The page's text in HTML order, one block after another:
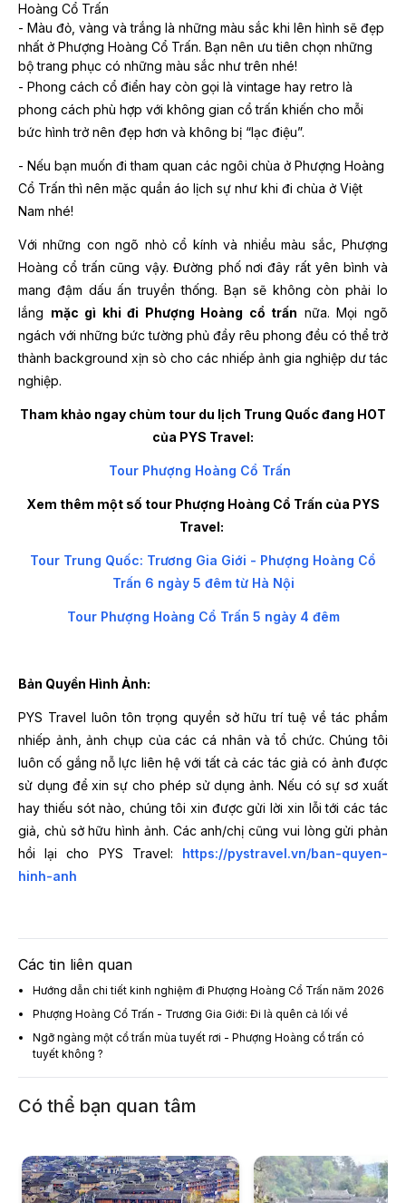
Hoàng Cổ Trấn
- Màu đỏ, vàng và trắng là những màu sắc khi lên hình sẽ đẹp
nhất ở Phượng Hoàng Cổ Trấn. Bạn nên ưu tiên chọn những
bộ trang phục có những màu sắc như trên nhé!
- Phong cách cổ điển hay còn gọi là vintage hay retro là
phong cách phù hợp với không gian cổ trấn khiến cho mỗi
bức hình trở nên đẹp hơn và không bị “lạc điệu”.
- Nếu bạn muốn đi tham quan các ngôi chùa ở Phượng Hoàng
Cổ Trấn thì nên mặc quần áo lịch sự như khi đi chùa ở Việt
Nam nhé!
Với những con ngõ nhỏ cổ kính và nhiều màu sắc, Phượng
Hoàng cổ trấn cũng vậy. Đường phố nơi đây rất yên bình và
mang đậm dấu ấn truyền thống. Bạn sẽ không còn phải lo
lắng mặc gì khi đi Phượng Hoàng cổ trấn nữa. Mọi ngõ
ngách với những bức tường phủ đầy rêu phong đều có thể trở
thành background xịn sò cho các nhiếp ảnh gia nghiệp dư tác
nghiệp.
Tham khảo ngay chùm tour du lịch Trung Quốc đang HOT
của PYS Travel:
Tour Phượng Hoàng Cổ Trấn
Xem thêm một số tour Phượng Hoàng Cổ Trấn của PYS
Travel:
Tour Trung Quốc: Trương Gia Giới - Phượng Hoàng Cổ
Trấn 6 ngày 5 đêm từ Hà Nội
Tour Phượng Hoàng Cổ Trấn 5 ngày 4 đêm
Bản Quyền Hình Ảnh:
PYS Travel luôn tôn trọng quyền sở hữu trí tuệ về tác phẩm
nhiếp ảnh, ảnh chụp của các cá nhân và tổ chức. Chúng tôi
luôn cố gắng nỗ lực liên hệ với tất cả các tác giả có ảnh được
sử dụng để xin sự cho phép sử dụng ảnh. Nếu có sự sơ xuất
hay thiếu sót nào, chúng tôi xin được gửi lời xin lỗi tới các tác
giả, chủ sở hữu hình ảnh. Các anh/chị cũng vui lòng gửi phản
hồi lại cho PYS Travel: https://pystravel.vn/ban-quyen-
hinh-anh
Các tin liên quan
Hướng dẫn chi tiết kinh nghiệm đi Phượng Hoàng Cổ Trấn năm 2026
Phượng Hoàng Cổ Trấn - Trương Gia Giới: Đi là quên cả lối về
Ngỡ ngàng một cổ trấn mùa tuyết rơi - Phượng Hoàng cổ trấn có
tuyết không ?
Có thể bạn quan tâm